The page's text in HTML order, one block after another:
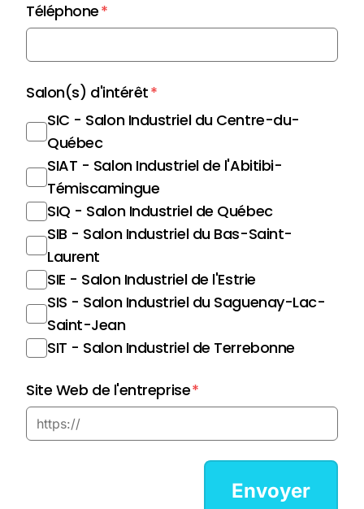
Téléphone*
Salon(s) d'intérêt*
SIC - Salon Industriel du Centre-du-
Québec
SIAT - Salon Industriel de l'Abitibi-
Témiscamingue
SIQ - Salon Industriel de Québec
SIB - Salon Industriel du Bas-Saint-
Laurent
SIE - Salon Industriel de l'Estrie
SIS - Salon Industriel du Saguenay-Lac-
Saint-Jean
SIT - Salon Industriel de Terrebonne
Site Web de l'entreprise*